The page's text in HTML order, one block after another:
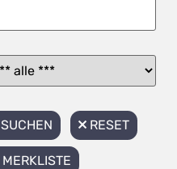
SUCHEN RESET
MERKLISTE